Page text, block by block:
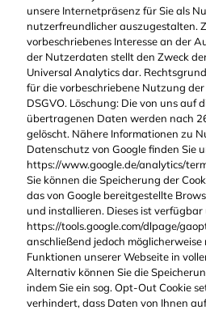
unsere Internetpräsenz für Sie als
nutzerfreundlicher auszugestalten.
vorbeschriebenes Interesse an der
der Nutzerdaten stellt den Zweck
Universal Analytics dar.
für die vorbeschriebene Nutzung
DSGVO. Löschung: Die von uns auf
übertragenen Daten werden nach
gelöscht. Nähere Informationen zu
Datenschutz von Google finden Sie
https://www.google.de/analytics/
Sie können die Speicherung der
das von Google bereitgestellte
und installieren. Dieses ist
https://tools.google.com/dlpage/
anschließend jedoch
Funktionen unserer Webseite in
Alternativ können Sie die
indem Sie ein sog. Opt-Out Cookie
verhindert, dass Daten von Ihnen